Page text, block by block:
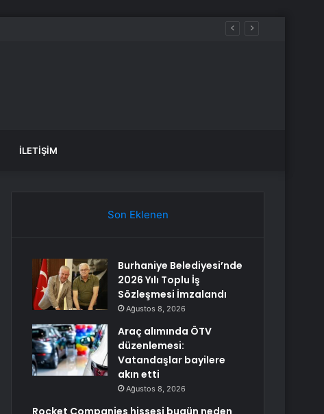
İLETIŞIM
Son Eklenen
Burhaniye Belediyesi’nde
2026 Yılı Toplu İş
Sözleşmesi İmzalandı
Ağustos 8, 2026
Araç alımında ÖTV
düzenlemesi:
Vatandaşlar bayilere
akın etti
Ağustos 8, 2026
Rocket Companies hissesi bugün neden